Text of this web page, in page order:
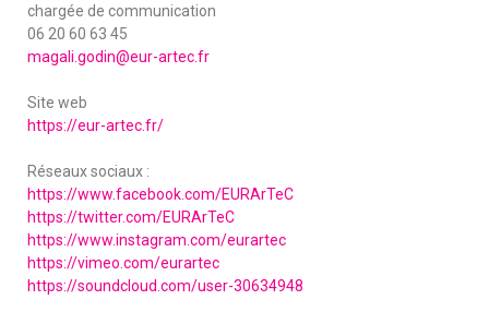
chargée de communication
06 20 60 63 45
magali.godin@eur-artec.fr
Site web
https://eur-artec.fr/
Réseaux sociaux :
https://www.facebook.com/EURArTeC
https://twitter.com/EURArTeC
https://www.instagram.com/eurartec
https://vimeo.com/eurartec
https://soundcloud.com/user-30634948